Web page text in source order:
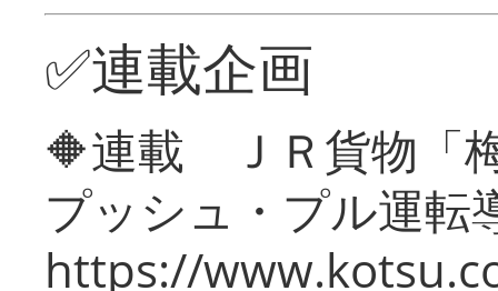
✅連載企画
🔶連載 ＪＲ貨物「
プッシュ・プル運転
https://